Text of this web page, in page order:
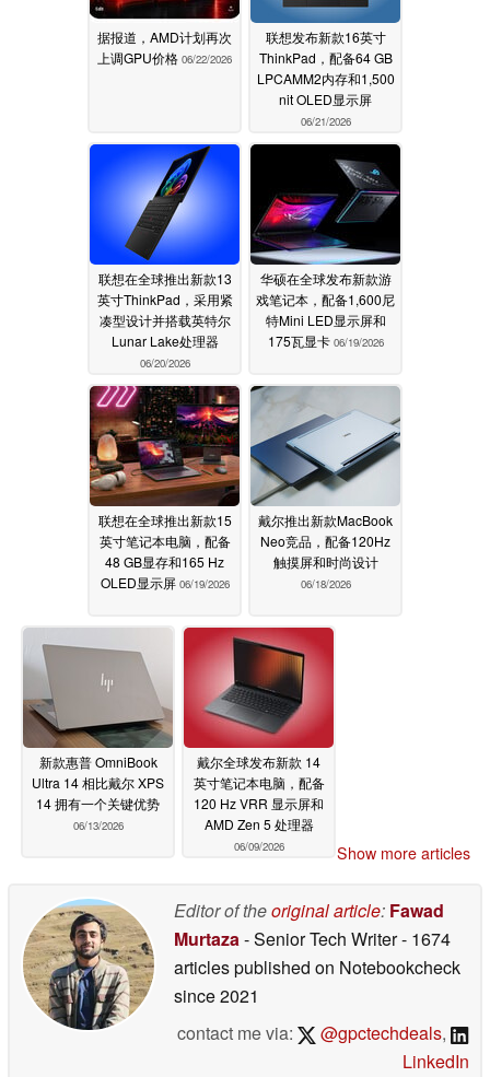
据报道，AMD计划再次
上调GPU价格 06/22/2026
联想发布新款16英寸
ThinkPad，配备64 GB
LPCAMM2内存和1,500
nit OLED显示屏
06/21/2026
联想在全球推出新款13
英寸ThinkPad，采用紧
凑型设计并搭载英特尔
Lunar Lake处理器
06/20/2026
华硕在全球发布新款游
戏笔记本，配备1,600尼
特Mini LED显示屏和
175瓦显卡 06/19/2026
联想在全球推出新款15
英寸笔记本电脑，配备
48 GB显存和165 Hz
OLED显示屏 06/19/2026
戴尔推出新款MacBook
Neo竞品，配备120Hz
触摸屏和时尚设计
06/18/2026
新款惠普 OmniBook
Ultra 14 相比戴尔 XPS
14 拥有一个关键优势
06/13/2026
戴尔全球发布新款 14
英寸笔记本电脑，配备
120 Hz VRR 显示屏和
AMD Zen 5 处理器
06/09/2026 Show more articles
Editor of theoriginal article: Fawad
Murtaza- Senior Tech Writer- 1674
articles published on Notebookcheck
since 2021
contact me via:
@gpctechdeals,
LinkedIn